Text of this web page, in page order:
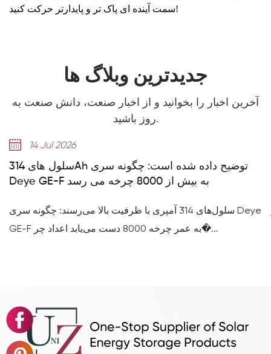
سمت آینده ای پاک تر و پایدارتر حرکت کنید!
جدیدترین وبلاگ ها
آخرین اخبار را بخوانید و از اخبار صنعت، دانش صنعت به
روز باشید.
14 Jul 2026
سلول های 314Ah توضیح داده شده است: چگونه سری
Deye GE-F به بیش از 8000 چرخه می رسد
سلول‌های 314 آمپری با ظرفیت بالا می‌رسند: چگونه سری Deye
GE-F به عمر چرخه 8000 دست می‌یابد اعداد چر�...